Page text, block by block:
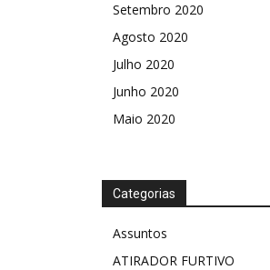
Setembro 2020
Agosto 2020
Julho 2020
Junho 2020
Maio 2020
Categorias
Assuntos
ATIRADOR FURTIVO